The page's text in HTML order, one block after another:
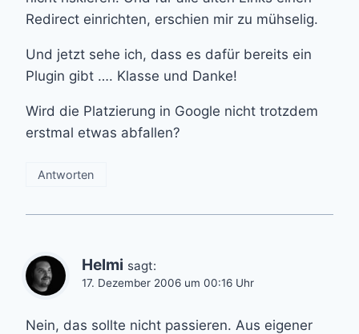
Redirect einrichten, erschien mir zu mühselig.
Und jetzt sehe ich, dass es dafür bereits ein
Plugin gibt …. Klasse und Danke!
Wird die Platzierung in Google nicht trotzdem
erstmal etwas abfallen?
Antworten
Helmi sagt:
17. Dezember 2006 um 00:16 Uhr
Nein, das sollte nicht passieren. Aus eigener